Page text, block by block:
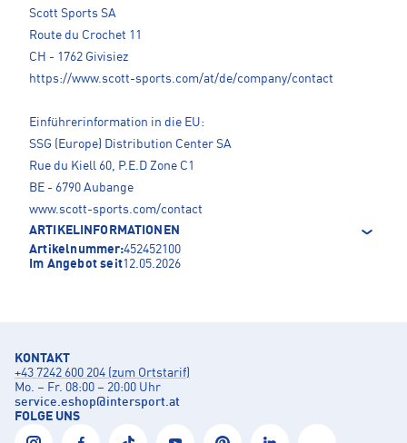
Scott Sports SA
Route du Crochet 11
CH - 1762 Givisiez
https://www.scott-sports.com/at/de/company/contact
Einführerinformation in die EU:
SSG (Europe) Distribution Center SA
Rue du Kiell 60, P.E.D Zone C1
BE - 6790 Aubange
www.scott-sports.com/contact
ARTIKELINFORMATIONEN
Artikelnummer:452452100
Im Angebot seit12.05.2026
KONTAKT
+43 7242 600 204 (zum Ortstarif)
Mo. – Fr. 08:00 – 20:00 Uhr
service.eshop@intersport.at
FOLGE UNS